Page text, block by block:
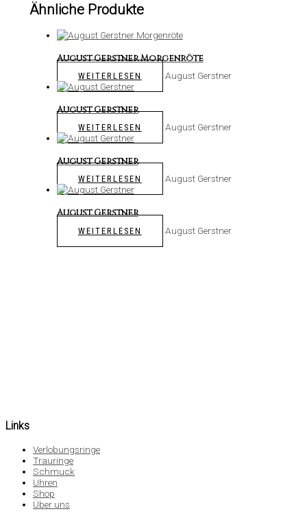
Ähnliche Produkte
August Gerstner Morgenröte
WEITERLESEN August Gerstner
August Gerstner
WEITERLESEN August Gerstner
August Gerstner
WEITERLESEN August Gerstner
August Gerstner
WEITERLESEN August Gerstner
Links
Verlobungsringe
Trauringe
Schmuck
Uhren
Shop
Über uns